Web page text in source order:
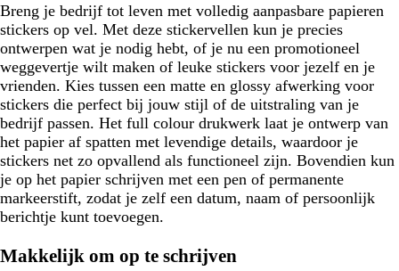
Breng je bedrijf tot leven met volledig aanpasbare papieren
stickers op vel. Met deze stickervellen kun je precies
ontwerpen wat je nodig hebt, of je nu een promotioneel
weggevertje wilt maken of leuke stickers voor jezelf en je
vrienden. Kies tussen een matte en glossy afwerking voor
stickers die perfect bij jouw stijl of de uitstraling van je
bedrijf passen. Het full colour drukwerk laat je ontwerp van
het papier af spatten met levendige details, waardoor je
stickers net zo opvallend als functioneel zijn. Bovendien kun
je op het papier schrijven met een pen of permanente
markeerstift, zodat je zelf een datum, naam of persoonlijk
berichtje kunt toevoegen.
Makkelijk om op te schrijven